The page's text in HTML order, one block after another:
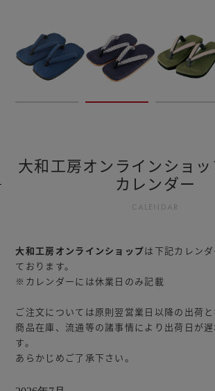
大和工房オンラインショ
カレンダー
CALENDAR
大和工房オンラインショップは下記カレン
ております。
※カレンダーには休業日のみ記載
ご注文については原則翌営業日以降の出荷と
商品在庫、流通等の諸事情により出荷日が
す。
あらかじめご了承下さい。